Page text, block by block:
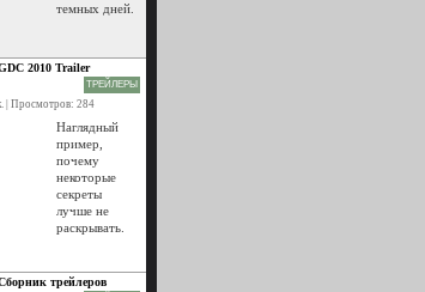
темных дней.
2010 Trailer
ТРЕЙЛЕРЫ
| Просмотров: 284
Наглядный
пример,
почему
некоторые
секреты
лучше не
раскрывать.
трейлеров